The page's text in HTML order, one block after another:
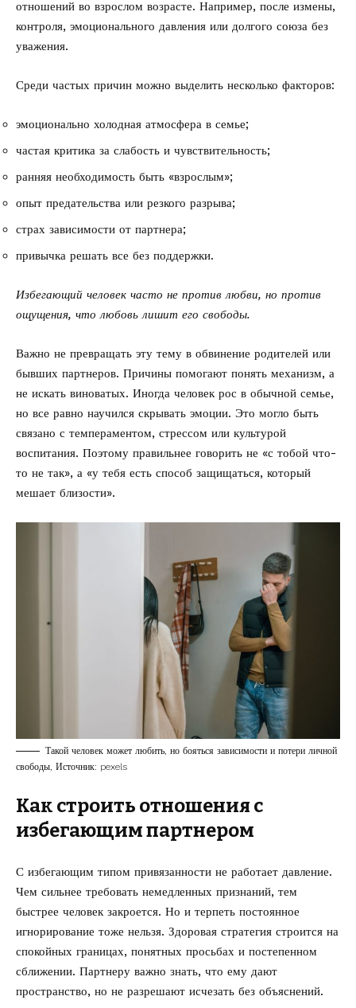
отношений во взрослом возрасте. Например, после измены,
контроля, эмоционального давления или долгого союза без
уважения.
Среди частых причин можно выделить несколько факторов:
эмоционально холодная атмосфера в семье;
частая критика за слабость и чувствительность;
ранняя необходимость быть «взрослым»;
опыт предательства или резкого разрыва;
страх зависимости от партнера;
привычка решать все без поддержки.
Избегающий человек часто не против любви, но против
ощущения, что любовь лишит его свободы.
Важно не превращать эту тему в обвинение родителей или
бывших партнеров. Причины помогают понять механизм, а
не искать виноватых. Иногда человек рос в обычной семье,
но все равно научился скрывать эмоции. Это могло быть
связано с темпераментом, стрессом или культурой
воспитания. Поэтому правильнее говорить не «с тобой что-
то не так», а «у тебя есть способ защищаться, который
мешает близости».
Такой человек может любить, но бояться зависимости и потери личной
свободы, Источник: pexels
Как строить отношения с
избегающим партнером
С избегающим типом привязанности не работает давление.
Чем сильнее требовать немедленных признаний, тем
быстрее человек закроется. Но и терпеть постоянное
игнорирование тоже нельзя. Здоровая стратегия строится на
спокойных границах, понятных просьбах и постепенном
сближении. Партнеру важно знать, что ему дают
пространство, но не разрешают исчезать без объяснений.